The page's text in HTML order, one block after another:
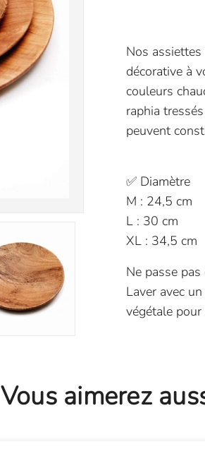
Nos
décorative à
couleurs
raphia
peuvent
✅ Diamètre
M : 24,5 cm
L : 30 cm
XL : 34,5 cm
Ne passe pas
Laver avec
végétale
Vous aimerez